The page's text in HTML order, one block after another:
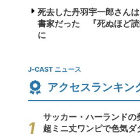
死去した丹羽宇一郎さん
書家だった 『死ぬほど
に
J-CAST ニュース
アクセスランキン
サッカー・ハーランドの
超ミニ丈ワンピで色気